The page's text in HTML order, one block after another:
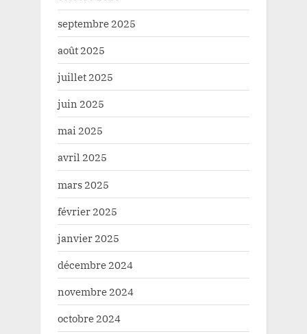
septembre 2025
août 2025
juillet 2025
juin 2025
mai 2025
avril 2025
mars 2025
février 2025
janvier 2025
décembre 2024
novembre 2024
octobre 2024